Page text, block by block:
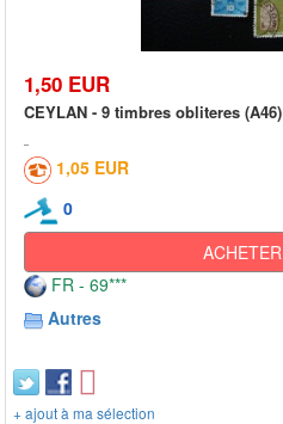
1,50 EUR
CEYLAN - 9 timbres obliteres (A46)
1,05 EUR
0
ACHETER
FR - 69***
Autres
+ ajout à ma sélection